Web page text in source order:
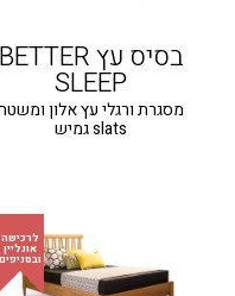
בסיס עץ BETTER
SLEEP
מסגרת ורגלי עץ אלון
slats גמיש